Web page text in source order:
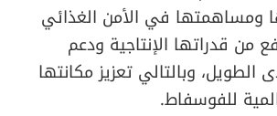
ومساهمتها في الأمن الغذائي
من قدراتها الإنتاجية ودعم
وبالتالي تعزيز مكانتها
للفوسفاط.